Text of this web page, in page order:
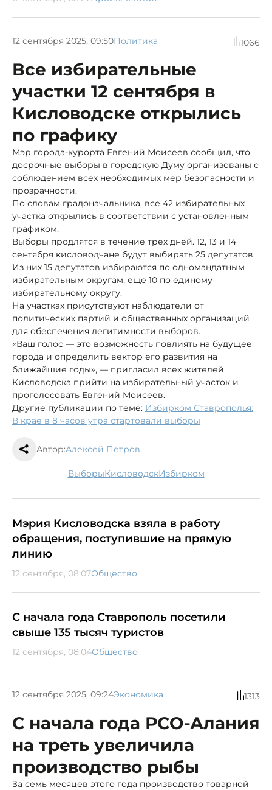
12 сентября 2025, 09:50Политика 1066
Все избирательные
участки 12 сентября в
Кисловодске открылись
по графику
Мэр города-курорта Евгений Моисеев сообщил, что
досрочные выборы в городскую Думу организованы с
соблюдением всех необходимых мер безопасности и
прозрачности.
По словам градоначальника, все 42 избирательных
участка открылись в соответствии с установленным
графиком.
Выборы продлятся в течение трёх дней. 12, 13 и 14
сентября кисловодчане будут выбирать 25 депутатов.
Из них 15 депутатов избираются по одномандатным
избирательным округам, еще 10 по единому
избирательному округу.
На участках присутствуют наблюдатели от
политических партий и общественных организаций
для обеспечения легитимности выборов.
«Ваш голос — это возможность повлиять на будущее
города и определить вектор его развития на
ближайшие годы», — пригласил всех жителей
Кисловодска прийти на избирательный участок и
проголосовать Евгений Моисеев.
Другие публикации по теме: Избирком Ставрополья:
В крае в 8 часов утра стартовали выборы
Автор:Алексей Петров
выборы Кисловодск избирком
Мэрия Кисловодска взяла в работу
обращения, поступившие на прямую
линию
12 сентября, 08:07Общество
С начала года Ставрополь посетили
свыше 135 тысяч туристов
12 сентября, 08:04Общество
12 сентября 2025, 09:24Экономика 1313
С начала года РСО-Алания
на треть увеличила
производство рыбы
За семь месяцев этого года производство товарной